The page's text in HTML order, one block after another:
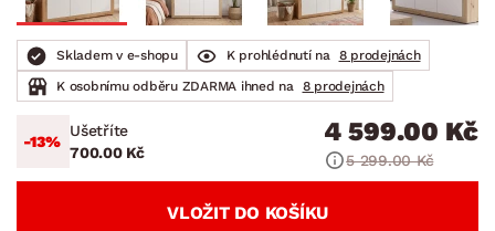
Skladem v e-shopu K prohlédnutí na
8 prodejnách
K osobnímu odběru ZDARMA ihned na
8 prodejnách
-13%
Ušetříte
700.00 Kč
4 599.00 Kč
5 299.00 Kč
VLOŽIT DO KOŠÍKU